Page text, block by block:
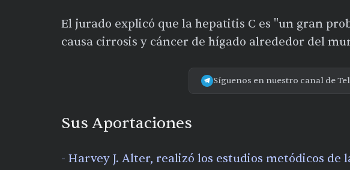
El jurado explicó que la hepatitis C es ''un gran
causa cirrosis y cáncer de hígado alrededor del
Síguenos en nuestro canal de
Sus Aportaciones
- Harvey J. Alter, realizó los estudios metódicos de